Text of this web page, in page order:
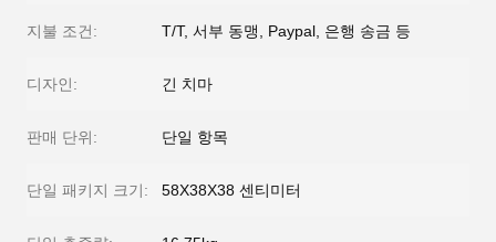
지불 조건: T/T, 서부 동맹, Paypal, 은행 송금 등
디자인: 긴 치마
판매 단위: 단일 항목
단일 패키지 크기: 58X38X38 센티미터